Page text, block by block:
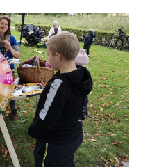
Deine Wasserpartner vor Ort
SC Paderborn 07
Uni Paderborn
Über uns
Was ist BNE?
BNE-Regionalzentrum
Unser BNE-Team
Unser Leitbild
Pädagogisches Konzept